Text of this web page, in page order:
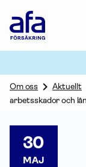
Försäkring
Om oss Aktuellt
arbetsskador och
30
MAJ